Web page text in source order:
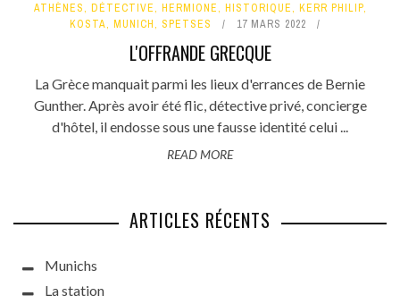
ATHÈNES, DÉTECTIVE, HERMIONE, HISTORIQUE, KERR PHILIP,
KOSTA, MUNICH, SPETSES 17 MARS 2022
L'OFFRANDE GRECQUE
La Grèce manquait parmi les lieux d'errances de Bernie
Gunther. Après avoir été flic, détective privé, concierge
d'hôtel, il endosse sous une fausse identité celui ...
READ MORE
ARTICLES RÉCENTS
Munichs
La station